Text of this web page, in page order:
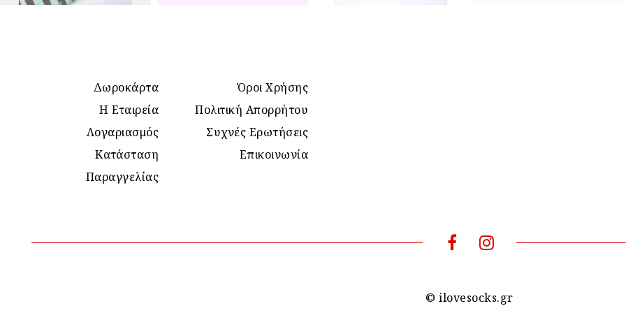
Δωροκάρτα
Η Εταιρεία
Λογαριασμός
Κατάσταση
Παραγγελίας
Όροι Χρήσης
Πολιτική Απορρήτου
Συχνές Ερωτήσεις
Επικοινωνία
© ilovesocks.gr